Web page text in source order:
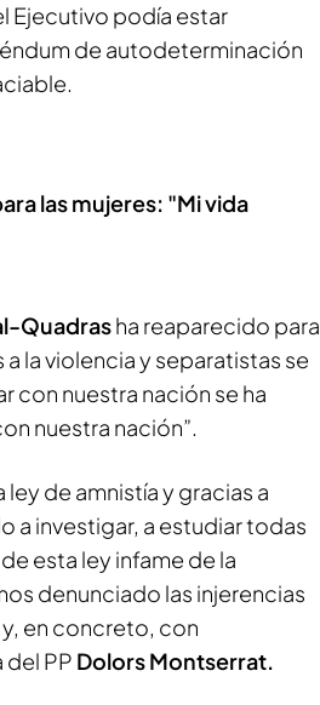
Ejecutivo podía estar
de autodeterminación
las mujeres: "Mi vida
Quadrasha reaparecido para
la violencia y separatistas se
con nuestra nación se ha
nuestra nación”.
ley de amnistía y gracias a
a investigar, a estudiar todas
esta ley infame de la
denunciado las injerencias
en concreto, con
PP Dolors Montserrat.